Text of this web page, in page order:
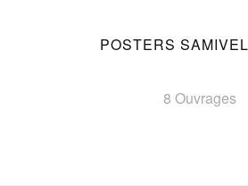
POSTERS
8 Ouvrages